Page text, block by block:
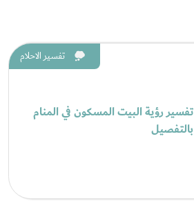
تفسير الاحلام
تفسير رؤية البيت المسكون في المنام
بالتفصيل